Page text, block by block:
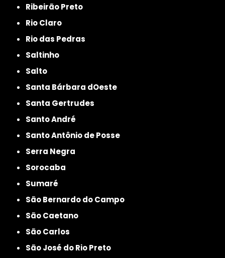
Ribeirão Preto
Rio Claro
Rio das Pedras
Saltinho
Salto
Santa Bárbara dOeste
Santa Gertrudes
Santo André
Santo Antônio de Posse
Serra Negra
Sorocaba
Sumaré
São Bernardo do Campo
São Caetano
São Carlos
São José do Rio Preto